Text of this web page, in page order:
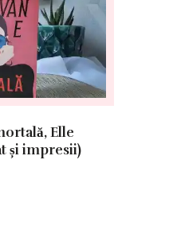
Elle
și impresii)